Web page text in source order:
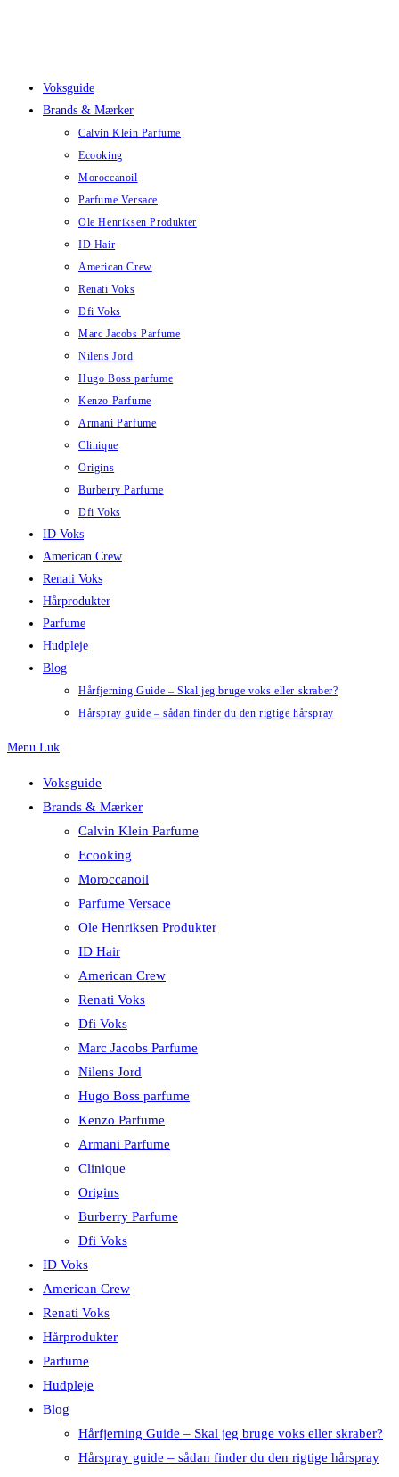
Voksguide
Brands & Mærker
Calvin Klein Parfume
Ecooking
Moroccanoil
Parfume Versace
Ole Henriksen Produkter
ID Hair
American Crew
Renati Voks
Dfi Voks
Marc Jacobs Parfume
Nilens Jord
Hugo Boss parfume
Kenzo Parfume
Armani Parfume
Clinique
Origins
Burberry Parfume
Dfi Voks
ID Voks
American Crew
Renati Voks
Hårprodukter
Parfume
Hudpleje
Blog
Hårfjerning Guide – Skal jeg bruge voks eller skraber?
Hårspray guide – sådan finder du den rigtige hårspray
Menu Luk
Voksguide
Brands & Mærker
Calvin Klein Parfume
Ecooking
Moroccanoil
Parfume Versace
Ole Henriksen Produkter
ID Hair
American Crew
Renati Voks
Dfi Voks
Marc Jacobs Parfume
Nilens Jord
Hugo Boss parfume
Kenzo Parfume
Armani Parfume
Clinique
Origins
Burberry Parfume
Dfi Voks
ID Voks
American Crew
Renati Voks
Hårprodukter
Parfume
Hudpleje
Blog
Hårfjerning Guide – Skal jeg bruge voks eller skraber?
Hårspray guide – sådan finder du den rigtige hårspray